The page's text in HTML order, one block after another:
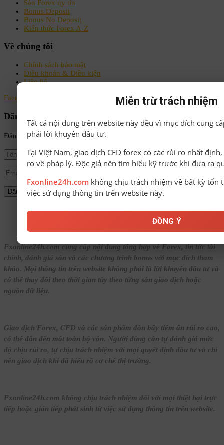
Sàn Forex uy tín
Bonus Deposit
Bonus No Deposit
Kiến thức Forex A-Z
Về chúng tôi
Chính sách bảo mật
Điều khoản & Điều kiện
Liên hệ
Facebook
Youtube Email
Đăng ký nhận tin
Đăng ký để nhận tin tức mới nhất từ FxOnline24h!
© Bản quyền thuộc về FxOnline24h.
Fxonline24h.com cung cấp nội dung tổng hợp về Forex, tin tức tài
chính, đánh giá sàn và các chương trình bonus với mục đích tham
khảo. Mọi thông tin trên website không phải là lời khuyên đầu tư và
có thể thay đổi theo thời gian tùy theo từng sàn giao dịch hoặc
nguồn dữ liệu.
Giao dịch Forex, CFD và các sản phẩm đòn bẩy tiềm ẩn rủi ro cao,
có thể dẫn đến mất toàn bộ vốn. Người dùng cần tự đánh giá mức
độ chịu rủi ro, tự chịu trách nhiệm với mọi quyết định đầu tư và chỉ
nên giao dịch khi đã hiểu rõ cơ chế thị trường.
Fxonline24h.com không chịu trách nhiệm đối với mọi thiệt hại trực
tiếp hoặc gián tiếp phát sinh từ việc sử dụng thông tin trên website.
Miễn trừ trách nhiệm
Tất cả nội dung trên website này đều vì mục đích cung
phải lời khuyên đầu tư.
Tại Việt Nam, giao dịch CFD forex có các rủi ro nhất
ro về pháp lý. Độc giả nên tìm hiểu kỹ trước khi đưa ra
Fxonline24h.com không chịu trách nhiệm về bất kỳ tổn
việc sử dụng thông tin trên website này.
ĐỒNG Ý